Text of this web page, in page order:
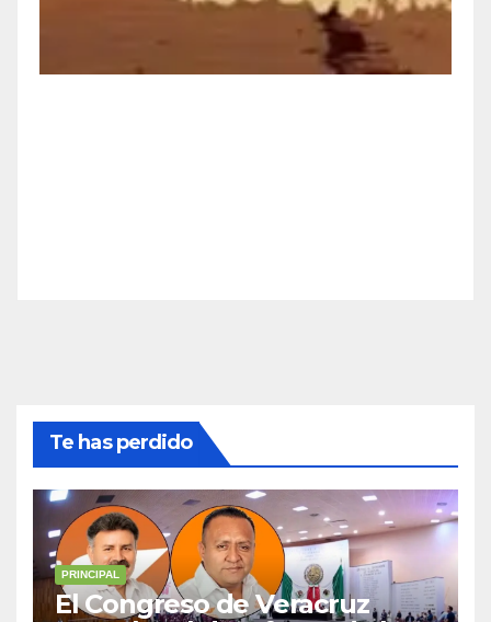
Te has perdido
PRINCIPAL
El Congreso de Veracruz